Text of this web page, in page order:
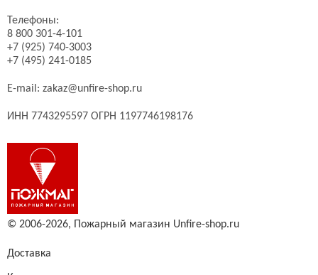
Телефоны:
8 800 301-4-101
+7 (925) 740-3003
+7 (495) 241-0185
E-mail: zakaz@unfire-shop.ru
ИНН 7743295597 ОГРН 1197746198176
© 2006-2026, Пожарный магазин Unfire-shop.ru
Доставка